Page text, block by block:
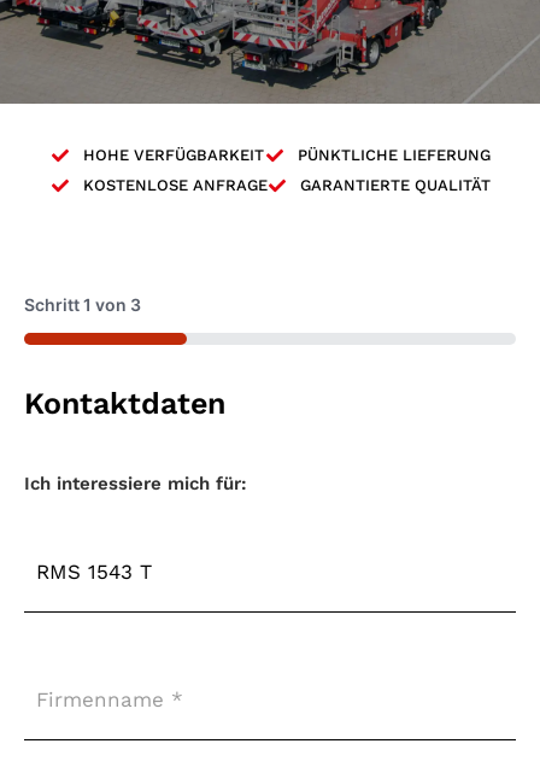
HOHE VERFÜGBARKEIT
PÜNKTLICHE LIEFERUNG
KOSTENLOSE ANFRAGE
GARANTIERTE QUALITÄT
Schritt1 von 3
33%
Kontaktdaten
Maschinentyp *
Ich interessiere mich für: